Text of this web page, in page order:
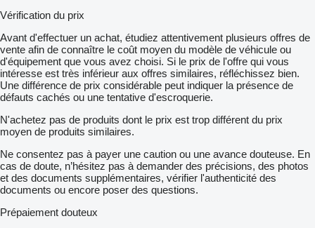
Vérification du prix
Avant d'effectuer un achat, étudiez attentivement plusieurs offres de
vente afin de connaître le coût moyen du modèle de véhicule ou
d'équipement que vous avez choisi. Si le prix de l'offre qui vous
intéresse est très inférieur aux offres similaires, réfléchissez bien.
Une différence de prix considérable peut indiquer la présence de
défauts cachés ou une tentative d'escroquerie.
N'achetez pas de produits dont le prix est trop différent du prix
moyen de produits similaires.
Ne consentez pas à payer une caution ou une avance douteuse. En
cas de doute, n’hésitez pas à demander des précisions, des photos
et des documents supplémentaires, vérifier l'authenticité des
documents ou encore poser des questions.
Prépaiement douteux